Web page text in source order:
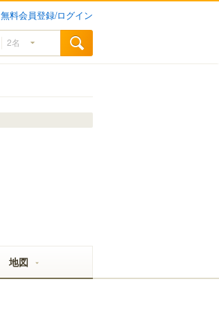
無料会員登録/ログイン
地図